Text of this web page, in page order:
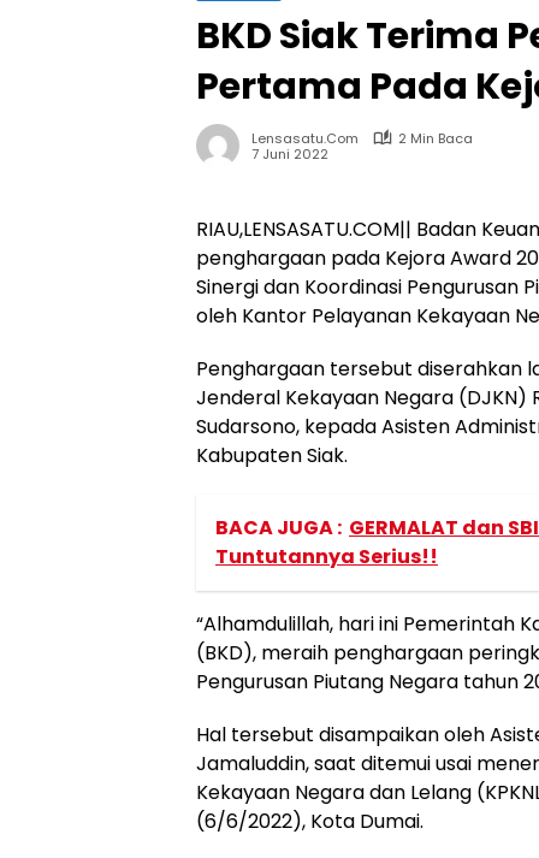
BKD Siak Terima
Pertama Pada
Lensasatu.com
2 Min Baca
7 Juni 2022
RIAU,LENSASATU.COM|| Badan
penghargaan pada Kejora Award
Sinergi dan Koordinasi Pengurusan
oleh Kantor Pelayanan Kekayaan
Penghargaan tersebut diserahkan
Jenderal Kekayaan Negara (DJKN)
Sudarsono, kepada Asisten
Kabupaten Siak.
BACA JUGA : GERMALAT dan
Tuntutannya Serius!!
“Alhamdulillah, hari ini Pemerintah
(BKD), meraih penghargaan
Pengurusan Piutang Negara tahun
Hal tersebut disampaikan oleh
Jamaluddin, saat ditemui usai
Kekayaan Negara dan Lelang
(6/6/2022), Kota Dumai.